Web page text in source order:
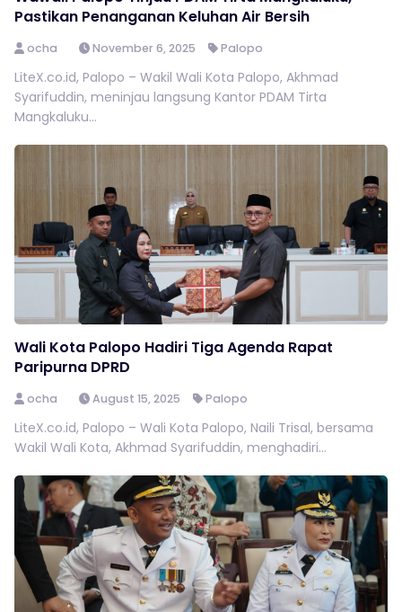
Pastikan Penanganan Keluhan Air Bersih
ocha November 6, 2025 Palopo
LiteX.co.id, Palopo – Wakil Wali Kota Palopo, Akhmad
Syarifuddin, meninjau langsung Kantor PDAM Tirta
Mangkaluku...
Wali Kota Palopo Hadiri Tiga Agenda Rapat
Paripurna DPRD
ocha August 15, 2025 Palopo
LiteX.co.id, Palopo – Wali Kota Palopo, Naili Trisal, bersama
Wakil Wali Kota, Akhmad Syarifuddin, menghadiri...